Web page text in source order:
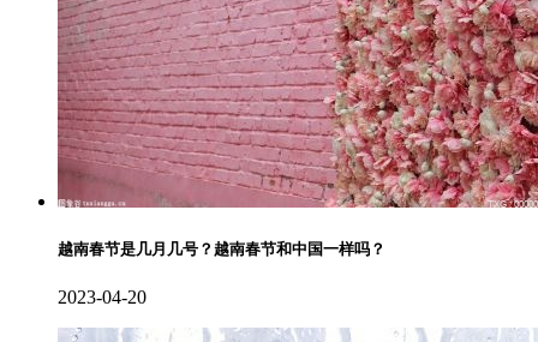
越南春节是几月几号？越南春节和中国一样吗？
2023-04-20